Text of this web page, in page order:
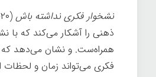
نشخوار فکری نداشته باش
ذهنی را آشکار می‌کند که با
همراه‌ست. و نشان می‌دهد که
فکری می‌تواند زمان و لحظات